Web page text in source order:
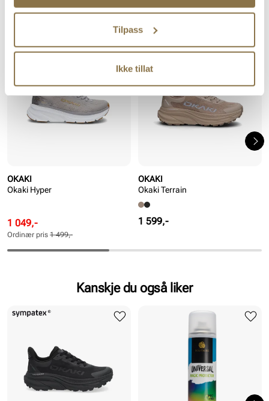
Tilpass
Ikke tillat
Lignende produkter
OKAKI
Okaki Hyper
Rabattert
pris
Pris
1 049,-
Ordinær
pris
Pris
Ordinær pris 1 499,-
SALG
OKAKI
Okaki Terrain
Pris
1 599,-
Kanskje du også liker